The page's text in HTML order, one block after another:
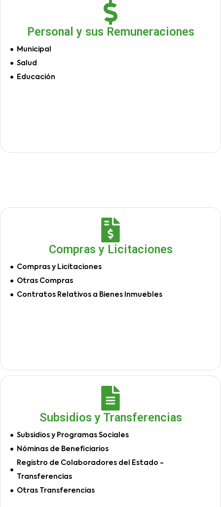
Personal y sus Remuneraciones
Municipal
Salud
Educación
Compras y Licitaciones
Compras y Licitaciones
Otras Compras
Contratos Relativos a Bienes Inmuebles
Subsidios y Transferencias
Subsidios y Programas Sociales
Nóminas de Beneficiarios
Registro de Colaboradores del Estado -
Transferencias
Otras Transferencias